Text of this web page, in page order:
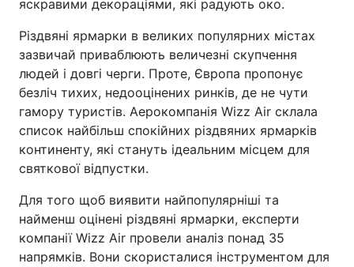
яскравими декораціями, які радують око.
Різдвяні ярмарки в великих популярних містах
зазвичай приваблюють величезні скупчення
людей і довгі черги. Проте, Європа пропонує
безліч тихих, недооцінених ринків, де не чути
гамору туристів. Аерокомпанія Wizz Air склала
список найбільш спокійних різдвяних ярмарків
континенту, які стануть ідеальним місцем для
святкової відпустки.
Для того щоб виявити найпопулярніші та
найменш оцінені різдвяні ярмарки, експерти
компанії Wizz Air провели аналіз понад 35
напрямків. Вони скористалися інструментом для